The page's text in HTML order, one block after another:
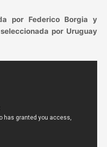
por Federico Borgia y
por Uruguay